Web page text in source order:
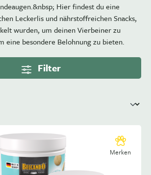
Hier findest du eine
Leckerlis und nährstoffreichen Snacks,
wurden, um deinen Vierbeiner zu
eine besondere Belohnung zu bieten.
Filter
Merken